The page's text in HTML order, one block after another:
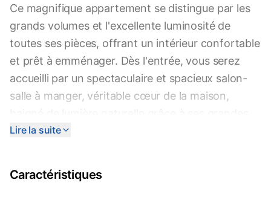
Ce magnifique appartement se distingue par les
grands volumes et l'excellente luminosité de
toutes ses pièces, offrant un intérieur confortable
et prêt à emménager. Dès l'entrée, vous serez
accueilli par un spectaculaire et spacieux salon-
salle à manger, véritable cœur de la maison,
baies vitrées qui s'ouvrent sur une vue dégagée
agencement en « L », est entièrement équipée
Lire la suite
Caractéristiques